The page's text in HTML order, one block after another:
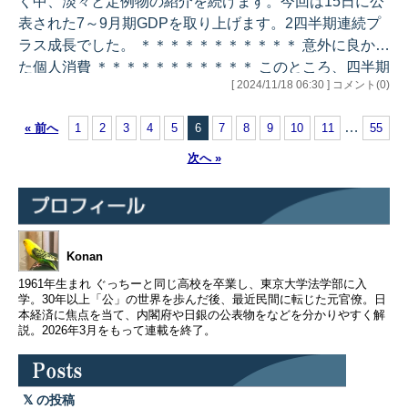
においても、長年デフレ傾向に慣れ親しんだ国民にと
り、最近の物価高への抵抗感は根強いと…
表された7～9月期GDPを取り上げます。2四半期連続プ
ラス成長でした。 ＊＊＊＊＊＊＊＊＊＊＊ 意外に良かっ
た個人消費 ＊＊＊＊＊＊＊＊＊＊＊ このところ、四半期
ごとにプラス成長・マイナス成長を繰り返すパターンが
力強さは欠きますが、久し振りに2四半期続けてプラス
成長となりました。寄与度は内需+0.6%、外需-0.4%と内
前期比+0.9%（寄与度+0.5%）と2四半期連続のプラス
[ 2024/11/18 06:30 ] コメント(0)
« 前へ 1 2 3 4 5 6 7 8 9 10 11 … 55
次へ »
Konan
1961年生まれ ぐっちーと同じ高校を卒業し、東京大学法学部に入
学。30年以上「公」の世界を歩んだ後、最近民間に転じた元官僚。日
本経済に焦点を当て、内閣府や日銀の公表物をなどを分かりやすく解
説。2026年3月をもって連載を終了。
の投稿